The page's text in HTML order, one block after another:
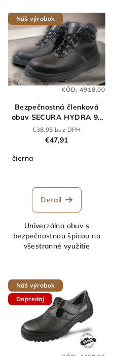
Náš výrobok
Bezpečnostná členková
obuv SECURA HYDRA 91
255 GTX S2 čierna
€38,95 bez DPH
€47,91
čierna
Detail
Univerzálna obuv s
bezpečnostnou špicou na
všestranné využitie
KÓD:4918.00
Náš výrobok
Dopredaj